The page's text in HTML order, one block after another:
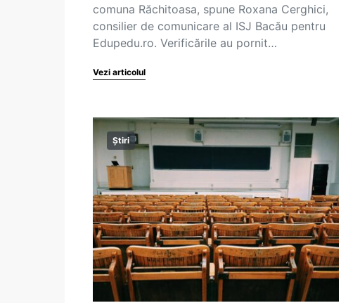
comuna Răchitoasa, spune Roxana Cerghici,
consilier de comunicare al ISJ Bacău pentru
Edupedu.ro. Verificările au pornit…
Vezi articolul
Știri